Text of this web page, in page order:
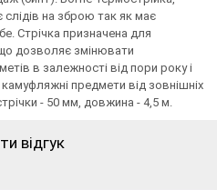
слідів на зброю так як має
Стрічка призначена для
дозволяє змінювати
в залежності від пори року і
предмети від зовнішніх
- 50 мм, довжина - 4,5 м.
відгук